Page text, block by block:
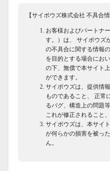
【サイボウズ株式会社 不具合
お客様およびパートナ
す。）は、 サイボウズ
の不具合に関する情報
を目的とする場合にお
の下、無償で本サイト
ができます。
サイボウズは、提供情
ものであること、 正常
るバグ、構造上の問題
これが修正されること
サイボウズは、本サイ
が何らかの損害を被っ
ん。